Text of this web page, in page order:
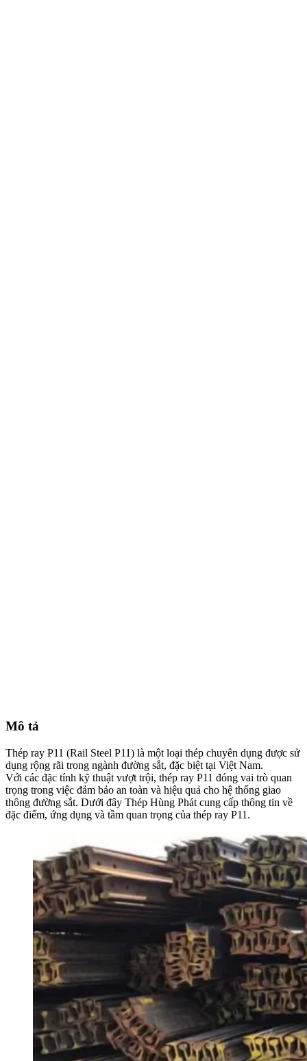
Mô tả
Thép ray P11 (Rail Steel P11) là một loại thép chuyên dụng được sử
dụng rộng rãi trong ngành đường sắt, đặc biệt tại Việt Nam.
Với các đặc tính kỹ thuật vượt trội, thép ray P11 đóng vai trò quan
trọng trong việc đảm bảo an toàn và hiệu quả cho hệ thống giao
thông đường sắt. Dưới đây Thép Hùng Phát cung cấp thông tin về
đặc điểm, ứng dụng và tầm quan trọng của thép ray P11.